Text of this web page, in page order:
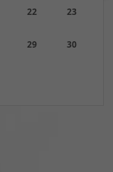
22 23
29 30